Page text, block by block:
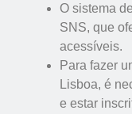
O sistema
SNS, que
acessíveis.
Para fazer
Lisboa, é
e estar